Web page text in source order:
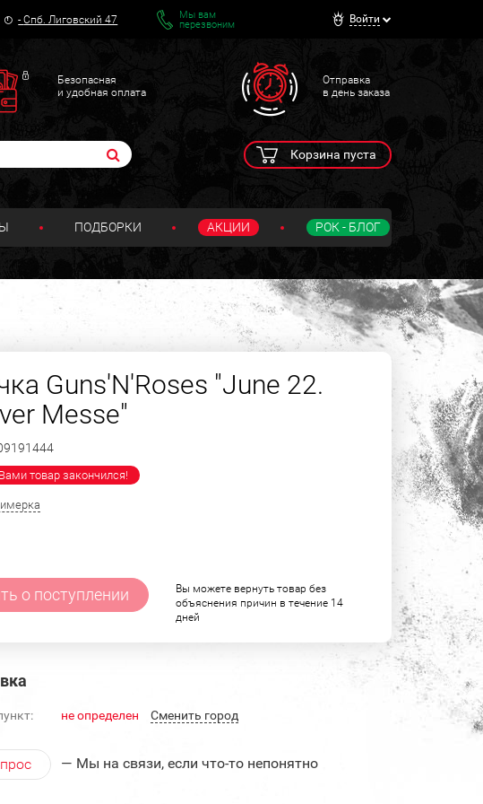
-Спб. Лиговский 47
Мы вам
перезвоним
Войти
Безопасная
и удобная оплата
Отправка
в день заказа
Корзина пуста
ПОДБОРКИ АКЦИИ РОК - БЛОГ
Guns'N'Roses "June 22.
Messe"
товар закончился!
о поступлении
Вы можете вернуть товар без
объяснения причин в течение 14
дней
не определен Cменить город
— Мы на связи, если что-то непонятно